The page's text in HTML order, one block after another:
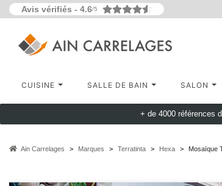
Avis vérifiés - 4.6/5
CUISINE SALLE DE BAIN SALON
+ de 4000 références
Ain Carrelages Marques Terratinta Hexa Mosaïque